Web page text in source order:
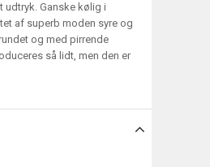
udtryk. Ganske kølig i
af superb moden syre og
og med pirrende
så lidt, men den er